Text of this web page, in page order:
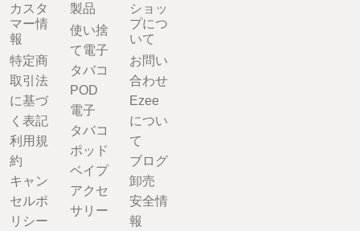
カスタ
マー情
報
特定商
取引法
に基づ
く表記
利用規
約
キャン
セルポ
リシー
製品
使い捨
て電子
タバコ
POD
電子
タバコ
ポッド
ベイプ
アクセ
サリー
ショッ
プにつ
いて
お問い
合わせ
Ezee
につい
て
ブログ
卸売
安全情
報